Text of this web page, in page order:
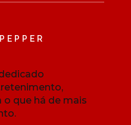
que há de mais